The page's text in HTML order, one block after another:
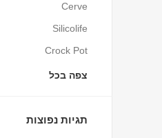
Cerve
Silicolife
Crock Pot
צפה בכל
תגיות נפוצות